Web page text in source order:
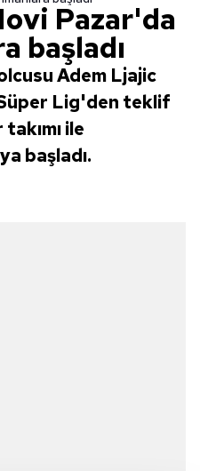
Pazar'da
başladı
Adem Ljajic
Lig'den teklif
ile
başladı.